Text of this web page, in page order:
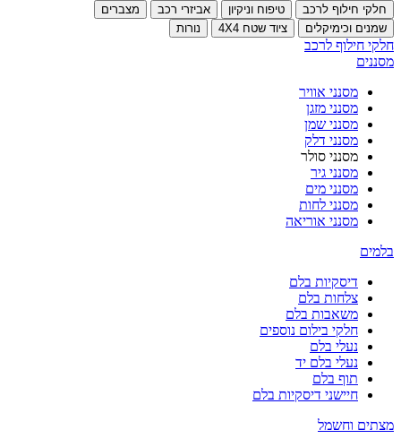
חלקי חילוף לרכב טיפוח וניקיון אביזרי רכב
מצברים
שמנים וכימיקלים
ציוד שטח 4X4 נורות
חלקי חילוף לרכב
מסננים
מסנני אוויר
מסנני מזגן
מסנני שמן
מסנני דלק
מסנני סולר
מסנני גיר
מסנני מים
מסנני לחות
מסנני אוריאה
בלמים
דיסקיות בלם
צלחות בלם
משאבות בלם
חלקי בילום נוספים
נעלי בלם
נעלי בלם יד
תוף בלם
חיישני דיסקיות בלם
מצתים וחשמל